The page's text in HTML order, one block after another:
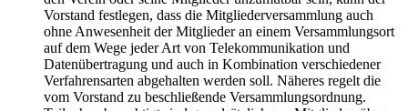
Vorstand festlegen, dass die Mitgliederversammlung auch
ohne Anwesenheit der Mitglieder an einem Versammlungsort
auf dem Wege jeder Art von Telekommunikation und
Datenübertragung und auch in Kombination verschiedener
Verfahrensarten abgehalten werden soll. Näheres regelt die
vom Vorstand zu beschließende Versammlungsordnung.